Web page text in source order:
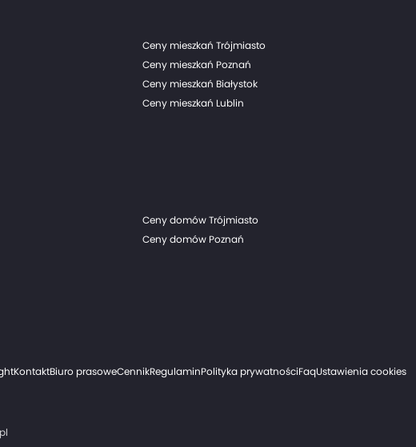
Ceny mieszkań Trójmiasto
Ceny mieszkań Poznań
Ceny mieszkań Białystok
Ceny mieszkań Lublin
Ceny domów Trójmiasto
Ceny domów Poznań
KontaktBiuro prasoweCennikRegulaminPolityka prywatnościFaqUstawienia cookies